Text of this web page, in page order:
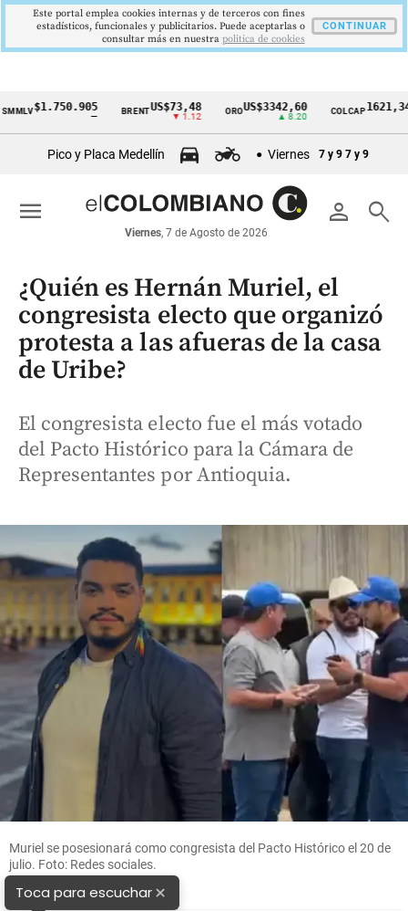
Cintillo
económicos
Colombia
$1.750.905 BRENT US$73,48
▼ 1.12
ORO US$3342,60 COLCAP1621,34 pts
Pico y Placa Medellín Viernes 7 y 9 7 y 9
person search
Viernes, 7 de Agosto de 2026
menu
¿Quién es Hernán Muriel, el
congresista electo que organizó
protesta a las afueras de la casa
de Uribe?
El congresista electo fue el más votado
del Pacto Histórico para la Cámara de
Representantes por Antioquia.
Muriel se posesionará como congresista del Pacto Histórico el 20 de
julio. Foto: Redes sociales.
Toca para escuchar×
Este portal emplea cookies internas y de terceros con fines
estadísticos, funcionales y publicitarios. Puede aceptarlas o
consultar más en nuestra politica de cookies
CONTINUAR